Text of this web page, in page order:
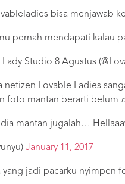
bisa menjawab
pernah mendapati kalau
Studio 8 Agustus
netizen Lovable Ladies
foto mantan berarti belum
mantan jugalah…
January 11, 2017
yang jadi pacarku nyimpen